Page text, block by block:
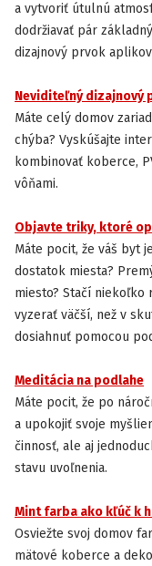
a vytvoriť útulnú
dodržiavať pár
dizajnový prvok
INŠPIRÁCIA
Neviditeľný dizajnový
Máte celý domov
chýba? Vyskúšajte
kombinovať koberce,
vôňami.
INŠPIRÁCIA
Objavte triky, ktoré
Máte pocit, že váš byt
dostatok miesta?
miesto? Stačí niekoľko
vyzerať väčší, než v
dosiahnuť pomocou
INŠPIRÁCIA
Meditácia na podlahe
Máte pocit, že po
a upokojiť svoje
činnosť, ale aj
stavu uvoľnenia.
INŠPIRÁCIA
Mint farba ako kľúč k
Osviežte svoj domov
mätové koberce a